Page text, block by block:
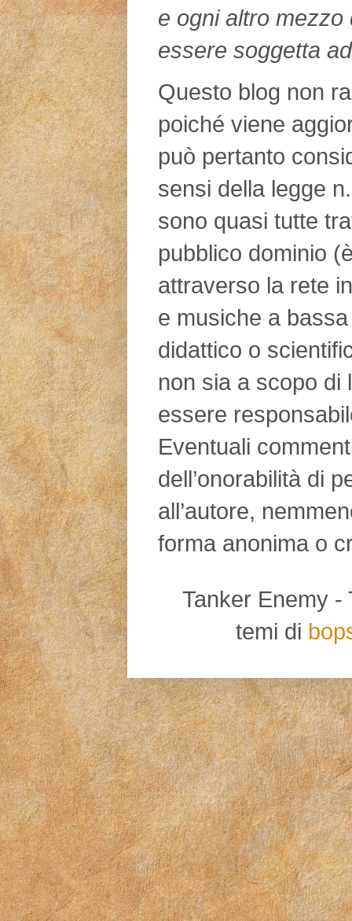
e ogni altro
essere soggetta
Questo blog non
poiché viene
può pertanto
sensi della legge
sono quasi tutte
pubblico dominio
attraverso la rete
e musiche a
didattico o
non sia a scopo di
essere
Eventuali
dell’onorabilità di
all’autore,
forma anonima o
Tanker Enemy -
temi di